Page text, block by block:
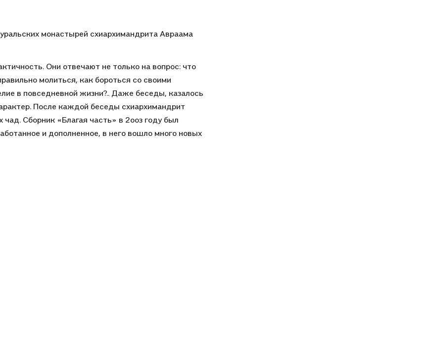
монастырей схиархимандрита Авраама
Они отвечают не только на вопрос: что
молиться, как бороться со своими
в повседневной жизни?.. Даже беседы, казалось
После каждой беседы схиархимандрит
Сборник «Благая часть» в 2ооз году был
и дополненное, в него вошло много новых